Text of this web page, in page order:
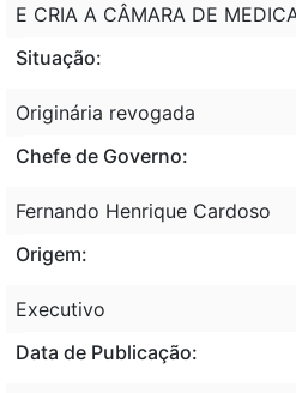
E CRIA A CÂMARA DE
Situação:
Originária revogada
Chefe de Governo:
Fernando Henrique Cardoso
Origem:
Executivo
Data de Publicação: